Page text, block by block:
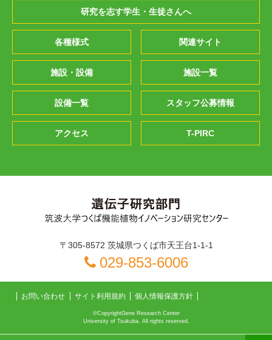
研究を志す学生・生徒さんへ
各種様式 関連サイト
施設・設備 施設一覧
設備一覧 スタッフ公募情報
アクセス T-PIRC
〒305-8572 茨城県つくば市天王台1-1-1
029-853-6006
お問い合わせ サイト利用規約 個人情報保護方針
©CopyrightGene Research Center
University of Tsukuba. All rights reserved.